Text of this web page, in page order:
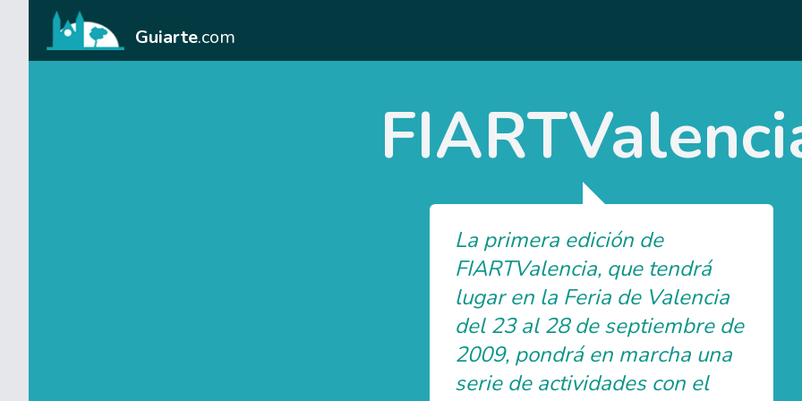
Guiarte.com
La primera edición de
FIARTValencia, que tendrá
lugar en la Feria de Valencia
del 23 al 28 de septiembre de
2009, pondrá en marcha una
serie de actividades con el